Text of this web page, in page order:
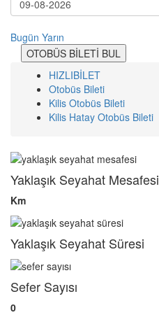
Bugün Yarın
OTOBÜS BİLETİ BUL
HIZLIBİLET
Otobüs Bileti
Kilis Otobüs Bileti
Kilis Hatay Otobüs Bileti
Yaklaşık Seyahat Mesafesi
Km
Yaklaşık Seyahat Süresi
Sefer Sayısı
0